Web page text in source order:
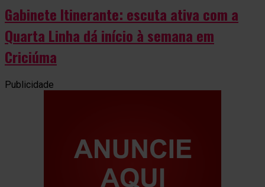
Gabinete Itinerante: escuta ativa com a
Quarta Linha dá início à semana em
Criciúma
Publicidade